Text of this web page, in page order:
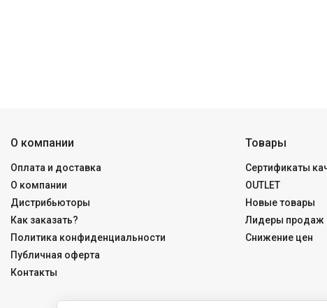
О компании
Оплата и доставка
О компании
Дистрибьюторы
Как заказать?
Политика конфиденциальности
Публичная оферта
Контакты
Товары
Сертификаты
OUTLET
Новые товары
Лидеры продаж
Снижение цен